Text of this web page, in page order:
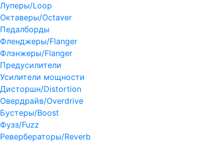
Луперы/Loop
Октаверы/Octaver
Педалборды
Фленджеры/Flanger
Флэнжеры/Flanger
Предусилители
Усилители мощности
Дисторшн/Distortion
Овердрайв/Overdrive
Бустеры/Boost
Фузз/Fuzz
Ревербераторы/Reverb